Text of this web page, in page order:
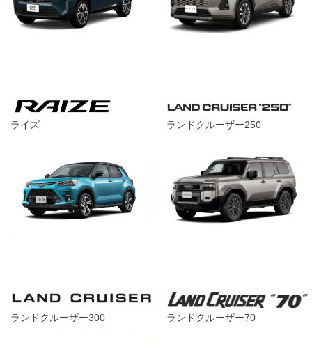
ライズ ランドクルーザー250
ランドクルーザー300 ランドクルーザー70